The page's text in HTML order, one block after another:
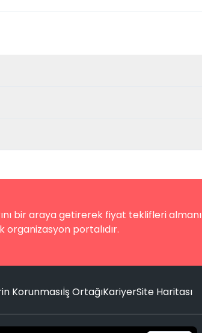
bir araya getirerek fiyat teklifleri almanı
portalıdır.
Korunmasıİş OrtağıKariyerSite Haritası